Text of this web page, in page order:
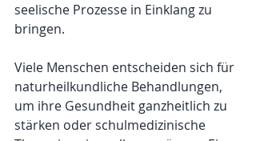
seelische Prozesse in Einklang zu
bringen.
Viele Menschen entscheiden sich für
naturheilkundliche Behandlungen,
um ihre Gesundheit ganzheitlich zu
stärken oder schulmedizinische